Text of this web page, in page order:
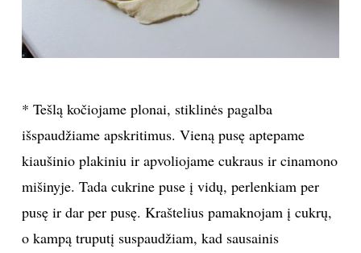
KONTAKTAI
PRIVATUMO POLITIKA
Sekite mus:
PRENUMERUOK
* Tešlą kočiojame plonai, stiklinės pagalba
išspaudžiame apskritimus. Vieną pusę aptepame
kiaušinio plakiniu ir apvoliojame cukraus ir cinamono
mišinyje. Tada cukrine puse į vidų, perlenkiam per
pusę ir dar per pusę. Kraštelius pamaknojam į cukrų,
o kampą truputį suspaudžiam, kad sausainis